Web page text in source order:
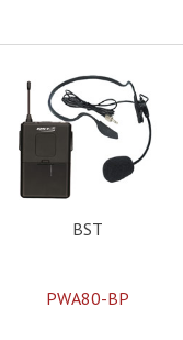
Amplificateurs
Amplificateurs Multi-Canaux
Casques Stéréo
Enceintes Et Caissons Basses
BST
PWA80-BP